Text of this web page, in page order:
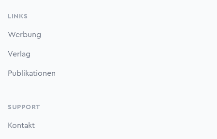
LINKS
Werbung
Verlag
Publikationen
SUPPORT
Kontakt